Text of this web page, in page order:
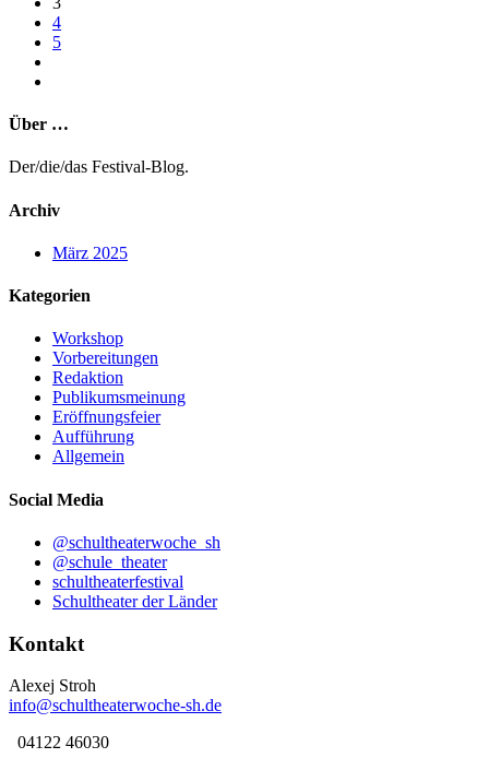
4
5
Über …
Der/die/das Festival-Blog.
Archiv
März 2025
Kategorien
Workshop
Vorbereitungen
Redaktion
Publikumsmeinung
Eröffnungsfeier
Aufführung
Allgemein
Social Media
@schultheaterwoche_sh
@schule_theater
schultheaterfestival
Schultheater der Länder
Kontakt
Alexej Stroh
info@schultheaterwoche-sh.de
04122 46030